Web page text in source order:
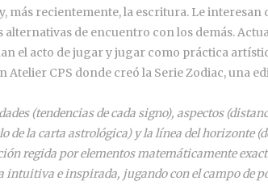
más recientemente, la escritura. Le interesan
de encuentro con los demás.
el acto de jugar y jugar como práctica
CPS donde creó la Serie Zodiac, una
(tendencias de cada signo), aspectos
de la carta astrológica) y la línea del horizonte
regida por elementos matemáticamente
intuitiva e inspirada, jugando con el campo de